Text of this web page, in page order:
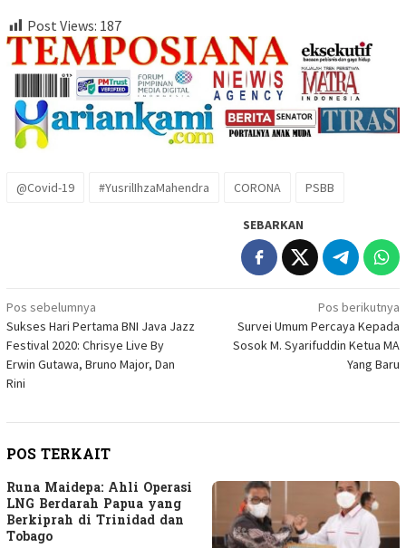
Post Views: 187
@Covid-19 #YusrilIhzaMahendra CORONA PSBB
SEBARKAN
Navigasi
pos
Pos sebelumnya
Sukses Hari Pertama BNI Java Jazz
Festival 2020: Chrisye Live By
Erwin Gutawa, Bruno Major, Dan
Rini
Pos berikutnya
Survei Umum Percaya Kepada
Sosok M. Syarifuddin Ketua MA
Yang Baru
POS TERKAIT
Runa Maidepa: Ahli Operasi
LNG Berdarah Papua yang
Berkiprah di Trinidad dan
Tobago